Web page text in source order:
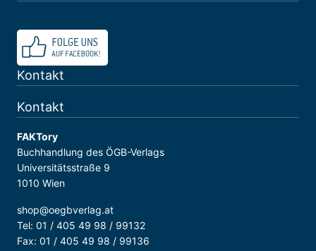
Kontakt
Kontakt
FAKTory
Buchhandlung des ÖGB-Verlags
Universitätsstraße 9
1010 Wien
shop@oegbverlag.at
Tel: 01 / 405 49 98 / 99132
Fax: 01 / 405 49 98 / 99136